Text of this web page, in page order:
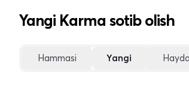
Yangi Karma sotib olish
Hammasi Yangi